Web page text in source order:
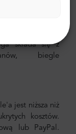
Oferujemy
składa się z
biegle
jest niższa niż
kosztów.
lub PayPal.